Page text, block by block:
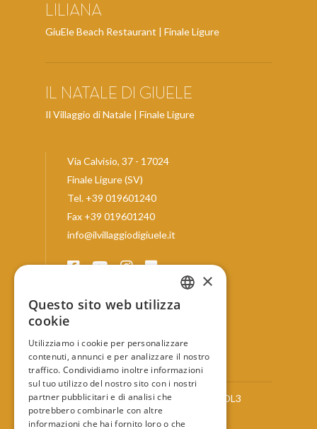
LILIANA
GiuEle Beach Restaurant | Finale Ligure
IL NATALE DI GIUELE
Il Villaggio di Natale | Finale Ligure
Via Calvisio, 37 - 17024
Finale Ligure (SV)
Tel. +39 019601240
Fax +39 019601240
info@ilvillaggiodigiuele.it
Privacy & Cookies
Informazioni aziendali
Contatti
CODICE CIN:IT009029A157WSQDL3
CODICE CITR:009029-RT-0007
FRENCH
×
Questo sito web utilizza
cookie
Utilizziamo i cookie per personalizzare
contenuti, annunci e per analizzare il nostro
traffico. Condividiamo inoltre informazioni
sul tuo utilizzo del nostro sito con i nostri
partner pubblicitari e di analisi che
potrebbero combinarle con altre
informazioni che hai fornito loro o che